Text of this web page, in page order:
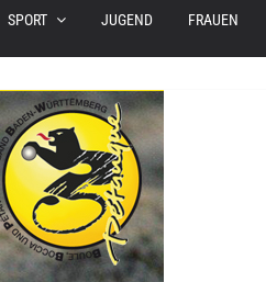
SPORT JUGEND FRAUEN